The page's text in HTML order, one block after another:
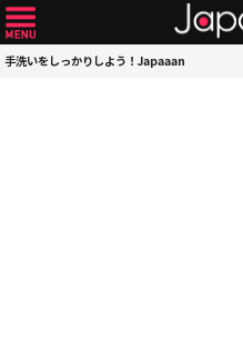
手洗いをしっかりしよう！Japaaan